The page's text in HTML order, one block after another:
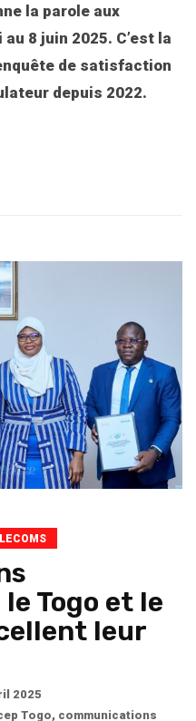
la parole aux
8 juin 2025. C’est la
de satisfaction
depuis 2022.
Togo et le
leur
2025
Togo, communications